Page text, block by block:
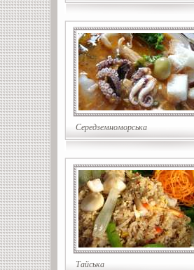
Середземноморська
Тайська